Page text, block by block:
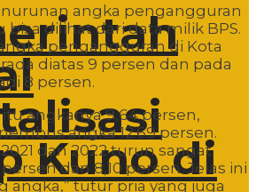
Kuno di
angka pengangguran
bisa dilihat dari data milik BPS.
pengangguran di Kota
diatas 9 persen dan pada
8 persen.
itu angkanya 9,64 persen,
angka 12.69 persen.
dan 2022 turun sangat
dan 8,10 persen. Jelas ini
angka,” tutur pria yang juga